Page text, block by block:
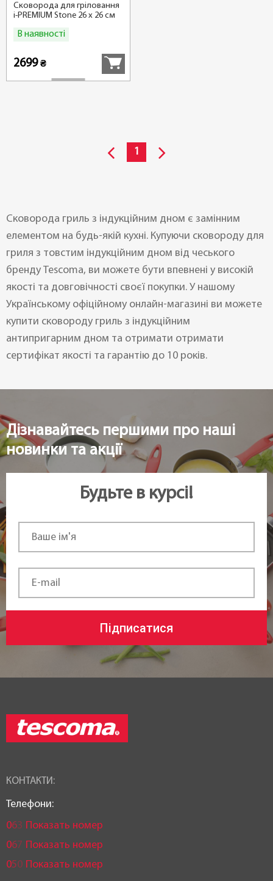
Сковорода для гріловання
i-PREMIUM Stone 26 x 26 см
В наявності
2699₴
1
Сковорода гриль з індукційним дном є замінним
елементом на будь-якій кухні. Купуючи сковороду для
гриля з товстим індукційним дном від чеського
бренду Tescoma, ви можете бути впевнені у високій
якості та довговічності своєї покупки. У нашому
Українському офіційному онлайн-магазині ви можете
купити сковороду гриль з індукційним
антипригарним дном та отримати отримати
сертифікат якості та гарантію до 10 років.
Дізнавайтесь першими про наші
новинки та акції
Будьте в курсі!
Підписатися
КОНТАКТИ:
Телефони:
063 Показать номер
067 Показать номер
050 Показать номер